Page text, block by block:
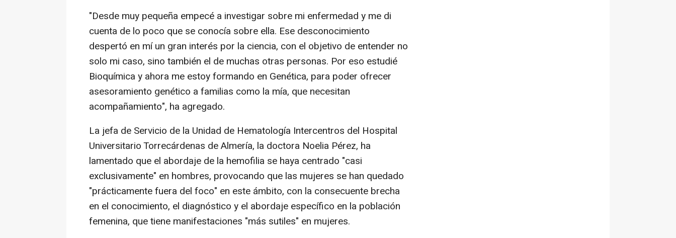
"Desde muy pequeña empecé a investigar sobre mi enfermedad y me di
cuenta de lo poco que se conocía sobre ella. Ese desconocimiento
despertó en mí un gran interés por la ciencia, con el objetivo de entender no
solo mi caso, sino también el de muchas otras personas. Por eso estudié
Bioquímica y ahora me estoy formando en Genética, para poder ofrecer
asesoramiento genético a familias como la mía, que necesitan
acompañamiento", ha agregado.
La jefa de Servicio de la Unidad de Hematología Intercentros del Hospital
Universitario Torrecárdenas de Almería, la doctora Noelia Pérez, ha
lamentado que el abordaje de la hemofilia se haya centrado "casi
exclusivamente" en hombres, provocando que las mujeres se han quedado
"prácticamente fuera del foco" en este ámbito, con la consecuente brecha
en el conocimiento, el diagnóstico y el abordaje específico en la población
femenina, que tiene manifestaciones "más sutiles" en mujeres.